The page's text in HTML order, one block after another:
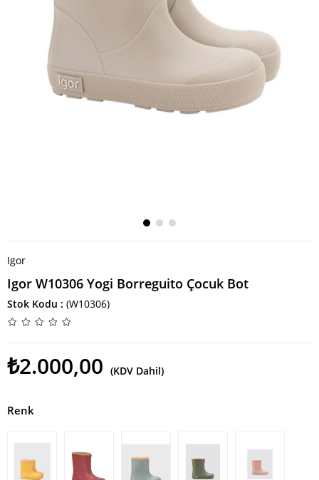
Igor
Igor W10306 Yogi Borreguito Çocuk Bot
Stok Kodu (W10306)
₺2.000,00 (KDV Dahil)
Renk